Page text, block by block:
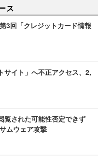
ス
3回「クレジットカード情報
サイト」へ不正アクセス、2,
覧された可能性否定できず
ムウェア攻撃